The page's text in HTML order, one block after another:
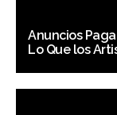
Anuncios
Lo Que los